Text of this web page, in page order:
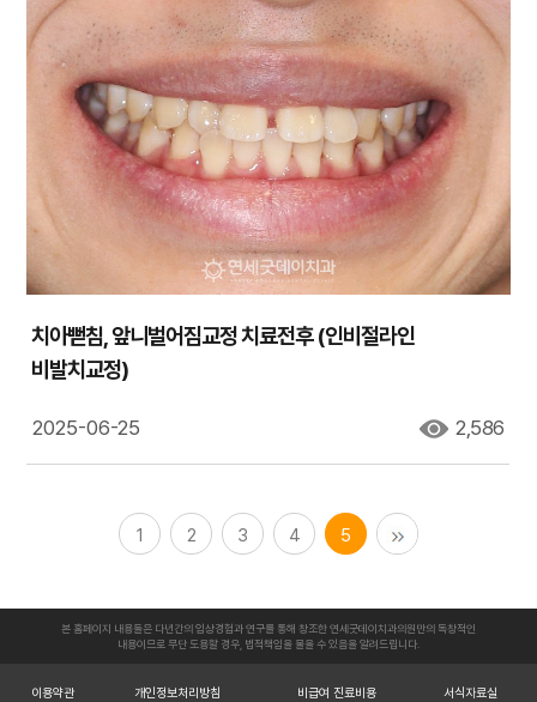
치아뻗침, 앞니벌어짐교정 치료전후 (인비절라인
비발치교정)
2025-06-25 2,586
1 2 3 4 5
본 홈페이지 내용들은 다년간의 임상경험과 연구를 통해 창조한 연세굿데이치과의원만의 독창적인
내용이므로 무단 도용할 경우, 법적책임을 물을 수 있음을 알려드립니다.
이용약관 개인정보처리방침 비급여 진료비용 서식자료실